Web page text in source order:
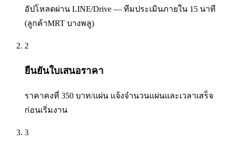
อัปโหลดผ่าน LINE/Drive — ทีมประเมินภายใน 15 นาที
(ลูกค้าMRT บางพลู)
2
ยืนยันใบเสนอราคา
ราคาคงที่ 350 บาท/แผ่น แจ้งจำนวนแผ่นและเวลาเสร็จ
ก่อนเริ่มงาน
3